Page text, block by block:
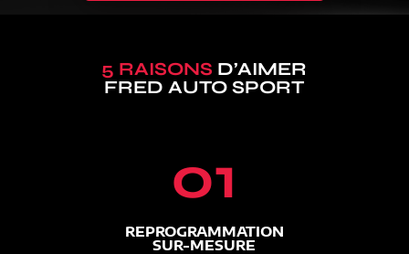
5 RAISONS D’AIMER
FRED AUTO SPORT
01
REPROGRAMMATION
SUR-MESURE